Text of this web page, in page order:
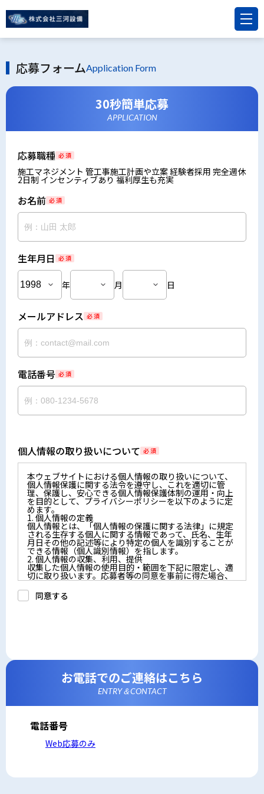
応募フォームApplication Form
30秒簡単応募
APPLICATION
応募職種 必 須
施工マネジメント 管工事施工計画や立案 経験者採用 完全週休
2日制 インセンティブあり 福利厚生も充実
お名前 必 須
生年月日 必 須
年 月 日
メールアドレス 必 須
電話番号 必 須
個人情報の取り扱いについて 必 須
本ウェブサイトにおける個人情報の取り扱いについて、
個人情報保護に関する法令を遵守し、これを適切に管
理、保護し、安心できる個人情報保護体制の運用・向上
を目的として、プライバシーポリシーを以下のように定
めます。
1. 個人情報の定義
個人情報とは、「個人情報の保護に関する法律」に規定
される生存する個人に関する情報であって、氏名、生年
月日その他の記述等により特定の個人を識別することが
できる情報（個人識別情報）を指します。
2. 個人情報の収集、利用、提供
収集した個人情報の使用目的・範囲を下記に限定し、適
切に取り扱います。応募者等の同意を事前に得た場合、
又は法令により許された場合を除き、個人情報を第三者
に提供しません。
a.応募者等からのお問い合わせに対応・管理するため
な期間、妥当な範囲内でこれに応じます。
応募者等の個人情報の取得、利用その他一切の取り扱い
について、個人情報の保護に関する法律、その他の関連
法令、及び本プライバシーポリシーを遵守します。
応募者等の個人情報を正確かつ最新の内容に保つよう努
及び毀損から保護するため、必要な安全管理措置を講じ
ます。
6. Cookieについて
本ウェブサイトでは、一部のコンテンツにおいてCookie
同意する
お電話でのご連絡はこちら
ENTRY＆CONTACT
電話番号
Web応募のみ